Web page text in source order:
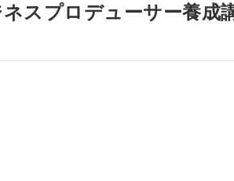
ネスプロデューサー養成